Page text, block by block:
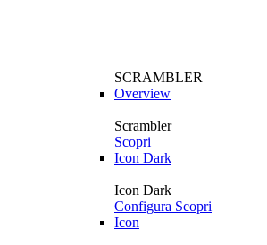
SCRAMBLER
Overview
Scrambler
Scopri
Icon Dark
Icon Dark
Configura Scopri
Icon